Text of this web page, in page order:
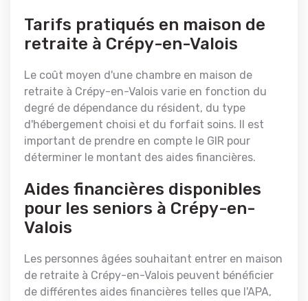
Tarifs pratiqués en maison de
retraite à Crépy-en-Valois
Le coût moyen d'une chambre en maison de
retraite à Crépy-en-Valois varie en fonction du
degré de dépendance du résident, du type
d'hébergement choisi et du forfait soins. Il est
important de prendre en compte le GIR pour
déterminer le montant des aides financières.
Aides financières disponibles
pour les seniors à Crépy-en-
Valois
Les personnes âgées souhaitant entrer en maison
de retraite à Crépy-en-Valois peuvent bénéficier
de différentes aides financières telles que l'APA,